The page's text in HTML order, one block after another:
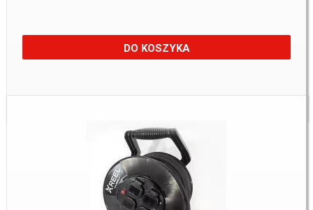
DO KOSZYKA
Dostępne:1 Szt.